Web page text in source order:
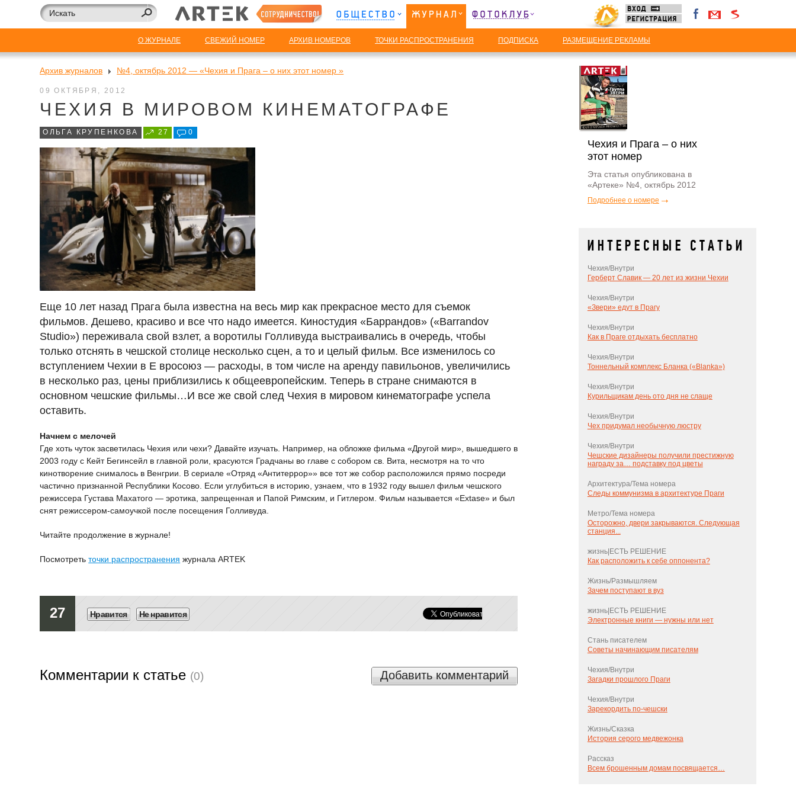
О ЖУРНАЛЕ СВЕЖИЙ НОМЕР АРХИВ НОМЕРОВ ТОЧКИ РАСПРОСТРАНЕНИЯ ПОДПИСКА РАЗМЕЩЕНИЕ РЕКЛАМЫ
Чехия и Прага – о них
этот номер
Эта статья опубликована в
«Артеке» №4, октябрь 2012
Подробнее о номере
Чехия/Внутри
Герберт Славик — 20 лет из жизни Чехии
Чехия/Внутри
«Звери» едут в Прагу
Чехия/Внутри
Как в Праге отдыхать бесплатно
Чехия/Внутри
Тоннельный комплекс Бланка («Blanka»)
Чехия/Внутри
Курильщикам день ото дня не слаще
Чехия/Внутри
Чех придумал необычную люстру
Чехия/Внутри
Чешские дизайнеры получили престижную
награду за… подставку под цветы
Архитектура/Тема номера
Следы коммунизма в архитектуре Праги
Метро/Тема номера
Осторожно, двери закрываются. Следующая
станция...
жизнь|ЕСТЬ РЕШЕНИЕ
Как расположить к себе оппонента?
Жизнь/Размышляем
Зачем поступают в вуз
жизнь|ЕСТЬ РЕШЕНИЕ
Электронные книги — нужны или нет
Стань писателем
Советы начинающим писателям
Чехия/Внутри
Загадки прошлого Праги
Чехия/Внутри
Зарекордить по-чешски
Жизнь/Сказка
История серого медвежонка
Рассказ
Всем брошенным домам посвящается…
Архив журналов №4, октябрь 2012 — «Чехия и Прага – о них этот номер »
09 ОКТЯБРЯ, 2012
ЧЕХИЯ В МИРОВОМ КИНЕМАТОГРАФЕ
ОЛЬГА КРУПЕНКОВА 27 0
Еще 10 лет назад Прага была известна на весь мир как прекрасное место для съемок
фильмов. Дешево, красиво и все что надо имеется. Киностудия «Баррандов» («Barrandov
Studio») переживала свой взлет, а воротилы Голливуда выстраивались в очередь, чтобы
только отснять в чешской столице несколько сцен, а то и целый фильм. Все изменилось со
вступлением Чехии в Е вросоюз — расходы, в том числе на аренду павильонов, увеличились
в несколько раз, цены приблизились к общеевропейским. Теперь в стране снимаются в
основном чешские фильмы…И все же свой след Чехия в мировом кинематографе успела
оставить.
Начнем с мелочей
Где хоть чуток засветилась Чехия или чехи? Давайте изучать. Например, на обложке фильма «Другой мир», вышедшего в
2003 году с Кейт Бегинсейл в главной роли, красуются Градчаны во главе с собором св. Вита, несмотря на то что
кинотворение снималось в Венгрии. В сериале «Отряд «Антитеррор»» все тот же собор расположился прямо посреди
частично признанной Республики Косово. Если углубиться в историю, узнаем, что в 1932 году вышел фильм чешского
режиссера Густава Махатого — эротика, запрещенная и Папой Римским, и Гитлером. Фильм называется «Extase» и был
снят режиссером-самоучкой после посещения Голливуда.
Читайте продолжение в журнале!
Посмотретьточки распространения журнала ARTEK
27 Нравится Не нравится
Добавить комментарий
Комментарии к статье (0)